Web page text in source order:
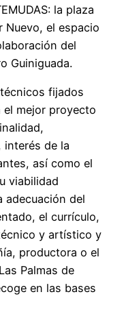
la plaza
Nuevo, el espacio
del
Guiniguada.
fijados
el mejor proyecto
interés de la
así como el
viabilidad
adecuación del
el currículo,
y artístico y
productora o el
Palmas de
en las bases